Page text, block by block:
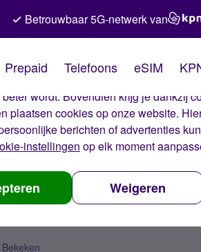
van Simyo
cookies op onze website. Met deze
wordt. Bovendien krijg je dankzij
plaatsen cookies op onze website.
berichten of advertenties
instellingen op elk moment
Weigeren
Betrouwbaar 5G-netwerk van
Prepaid Telefoons eSIM